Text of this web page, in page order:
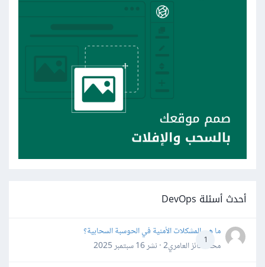
أحدث أسئلة DevOps
1
ما هي المشكلات الأمنية في الحوسبة السحابية؟
محمد فائز العامري2 · نشر
16 سبتمبر 2025